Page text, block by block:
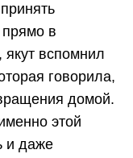
в
якут вспомнил
говорила,
домой.
этой
и даже